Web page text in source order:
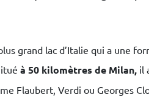
grand lac d’Italie qui a une
à 50 kilomètres de Milan, il
Flaubert, Verdi ou Georges